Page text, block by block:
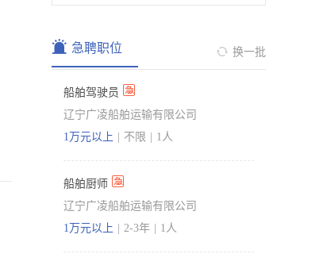
急聘职位 换一批
船舶驾驶员
辽宁广凌船舶运输有限公司
1万元以上
不限 1人
船舶厨师
辽宁广凌船舶运输有限公司
1万元以上
2-3年 1人